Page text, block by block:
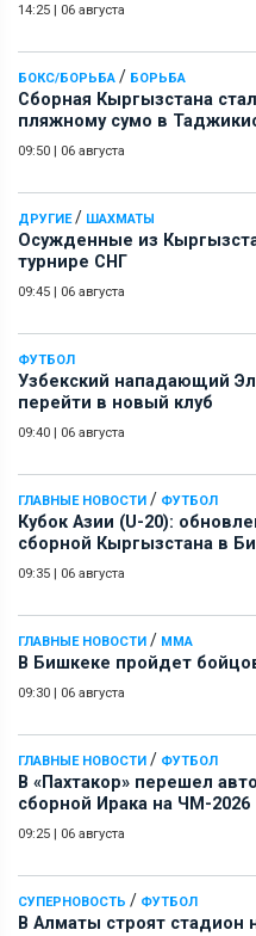
14:25 | 06 августа
БОКС/БОРЬБА / БОРЬБА
Сборная Кыргызстана
пляжному сумо в
09:50 | 06 августа
ДРУГИЕ/ ШАХМАТЫ
Осужденные из
турнире СНГ
09:45 | 06 августа
ФУТБОЛ
Узбекский нападающий
перейти в новый клуб
09:40 | 06 августа
ГЛАВНЫЕ НОВОСТИ / ФУТБОЛ
Кубок Азии (U-20):
сборной Кыргызстана в
09:35 | 06 августа
ГЛАВНЫЕ НОВОСТИ / ММА
В Бишкеке пройдет
09:30 | 06 августа
ГЛАВНЫЕ НОВОСТИ / ФУТБОЛ
В «Пахтакор» перешел
сборной Ирака на ЧМ-2026
09:25 | 06 августа
СУПЕРНОВОСТЬ / ФУТБОЛ
В Алматы строят стадион